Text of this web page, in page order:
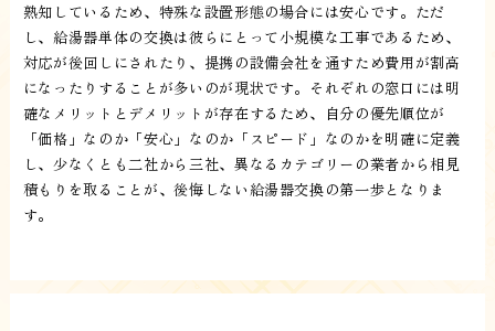
熟知しているため、特殊な設置形態の場合には安心です。ただ
し、給湯器単体の交換は彼らにとって小規模な工事であるため、
対応が後回しにされたり、提携の設備会社を通すため費用が割高
になったりすることが多いのが現状です。それぞれの窓口には明
確なメリットとデメリットが存在するため、自分の優先順位が
「価格」なのか「安心」なのか「スピード」なのかを明確に定義
し、少なくとも二社から三社、異なるカテゴリーの業者から相見
積もりを取ることが、後悔しない給湯器交換の第一歩となりま
す。